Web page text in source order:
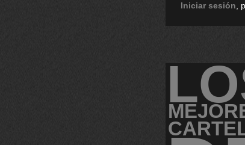
Iniciar sesión ,